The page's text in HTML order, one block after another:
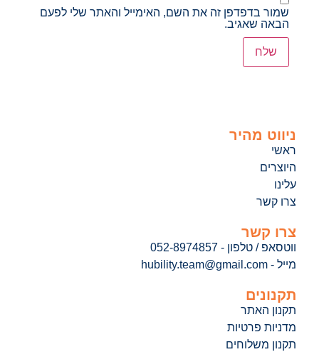
שמור בדפדפן זה את השם, האימייל והאתר שלי לפעם
הבאה שאגיב.
ניווט מהיר
ראשי
היוצרים
עלינו
צרו קשר
צרו קשר
ווטסאפ / טלפון - 052-8974857
מייל - hubility.team@gmail.com
תקנונים
תקנון האתר
מדניות פרטיות
תקנון משלוחים